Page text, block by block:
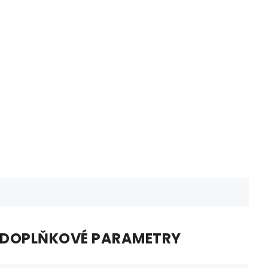
DOPLŇKOVÉ PARAMETRY